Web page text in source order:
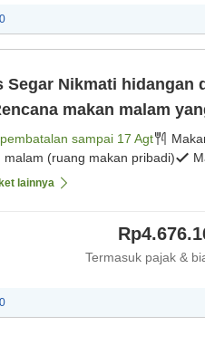
makan malam
selera[Makan
sampai 17 Agt
malam (ruang makan pribadi)
lainnya
Termasuk pajak &